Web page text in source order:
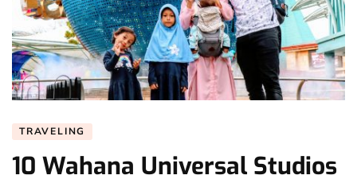
TRAVELING
10 Wahana Universal Studios